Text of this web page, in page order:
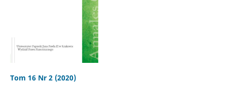
Tom 16 Nr 2 (2020)